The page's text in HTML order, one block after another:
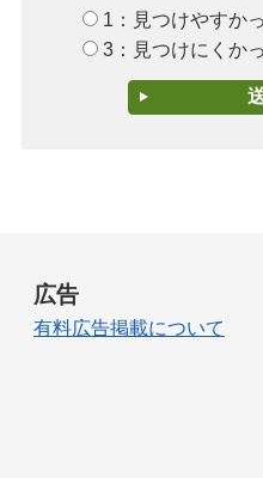
1：見つけやすか
3：見つけにくか
広告
有料広告掲載について